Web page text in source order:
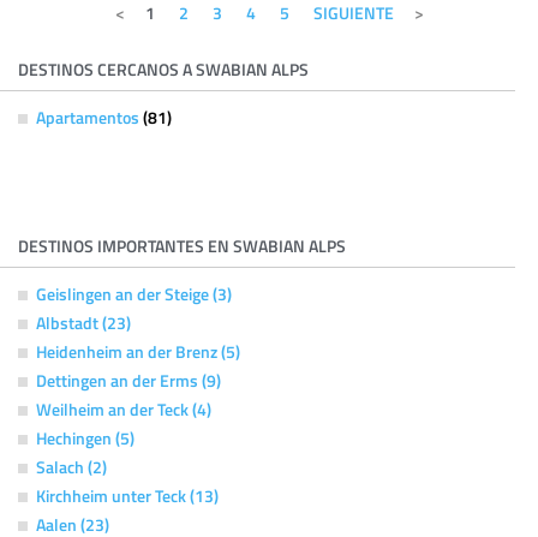
1 2 3 4 5 SIGUIENTE
DESTINOS CERCANOS A SWABIAN ALPS
Apartamentos (81)
DESTINOS IMPORTANTES EN SWABIAN ALPS
Geislingen an der Steige (3)
Albstadt (23)
Heidenheim an der Brenz (5)
Dettingen an der Erms (9)
Weilheim an der Teck (4)
Hechingen (5)
Salach (2)
Kirchheim unter Teck (13)
Aalen (23)